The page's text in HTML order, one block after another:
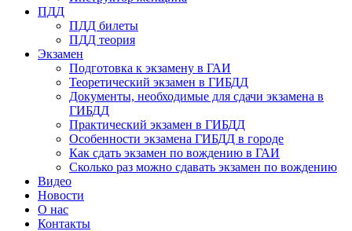
ПДД
ПДД билеты
ПДД теория
Экзамен
Подготовка к экзамену в ГАИ
Теоретический экзамен в ГИБДД
Документы, необходимые для сдачи экзамена в
ГИБДД
Практический экзамен в ГИБДД
Особенности экзамена ГИБДД в городе
Как сдать экзамен по вождению в ГАИ
Сколько раз можно сдавать экзамен по вождению
Видео
Новости
О нас
Контакты